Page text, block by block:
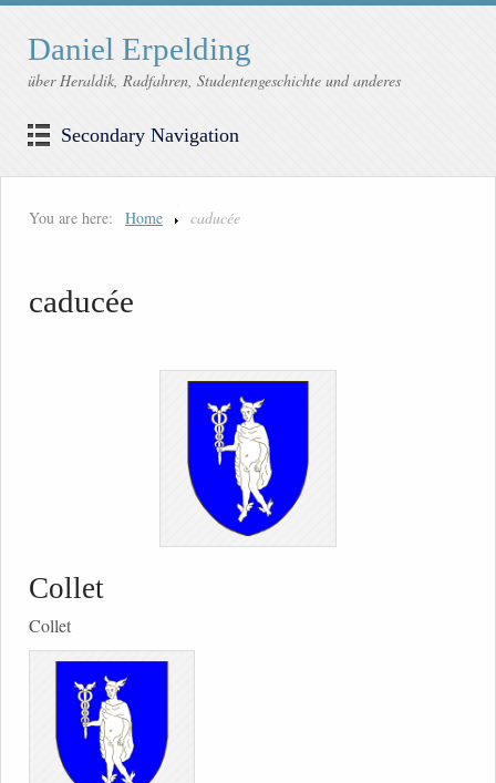
Daniel Erpelding
über Heraldik, Radfahren, Studentengeschichte und anderes
Secondary Navigation
You are here: Home caducée
caducée
Collet
Collet